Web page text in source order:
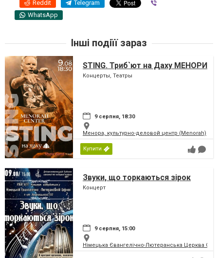
Reddit Telegram
WhatsApp
Інші подіїї зараз
STING. Триб`ют на Даху МЕНОРИ
Концерты, Театры
9 серпня, 18:30
Менора, культурно-деловой центр (Menorah)
Купити
Звуки, що торкаються зірок
Концерт
9 серпня, 15:00
Німецька Євангелічно-Лютеранська Церква